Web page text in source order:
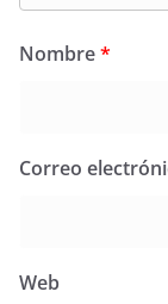
Nombre*
Correo
Web